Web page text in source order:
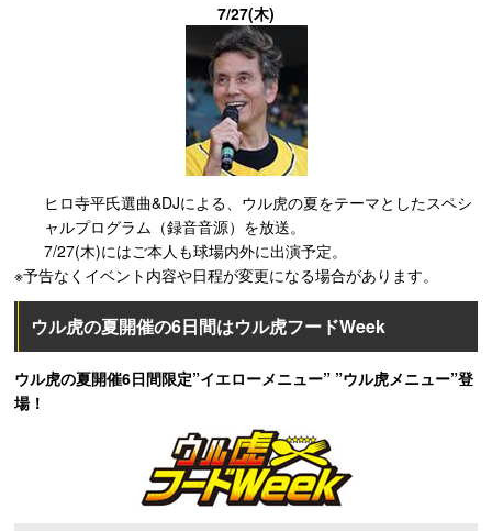
7/27(木)
ヒロ寺平氏選曲&DJによる、ウル虎の夏をテーマとしたスペシ
ャルプログラム（録音音源）を放送。
7/27(木)にはご本人も球場内外に出演予定。
※予告なくイベント内容や日程が変更になる場合があります。
ウル虎の夏開催の6日間はウル虎フードWeek
ウル虎の夏開催6日間限定”イエローメニュー” ”ウル虎メニュー”登
場！